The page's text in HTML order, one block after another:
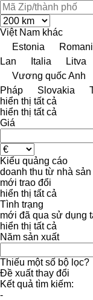
Việt Nam khác
Estonia
Lan
Italia Litva
Vương quốc Anh
Pháp
Slovakia
hiển thị tất cả
hiển thị tất cả
Giá
Kiểu quảng cáo
doanh thu từ nhà sản
mới trao đổi
hiển thị tất cả
Tình trạng
mới đã qua sử dụng
hiển thị tất cả
Năm sản xuất
Thiếu một số bộ lọc?
Đề xuất thay đổi
Kết quả tìm kiếm:
-